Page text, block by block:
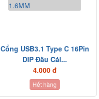
Cổng USB3.1 Type C 16Pin
DIP Đầu Cái...
4.000 đ
Hết hàng